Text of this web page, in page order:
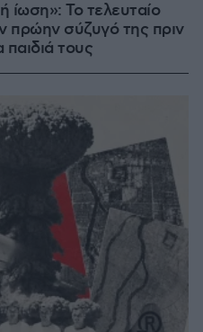
ίωση»: Το τελευταίο
πρώην σύζυγό της πριν
τους